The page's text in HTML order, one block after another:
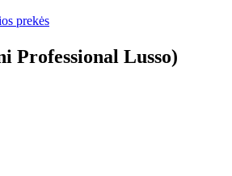
prekės
Professional Lusso)